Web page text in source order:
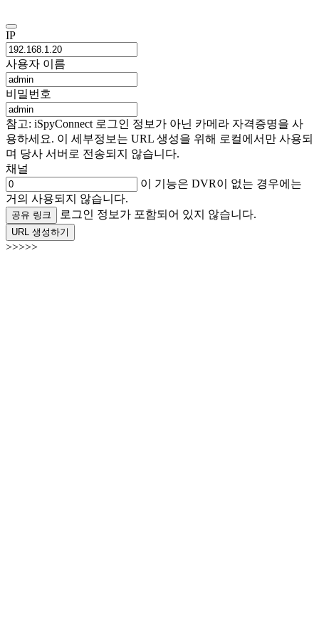
IP
사용자 이름
비밀번호
참고: iSpyConnect 로그인 정보가 아닌 카메라 자격증명을 사
용하세요. 이 세부정보는 URL 생성을 위해 로컬에서만 사용되
며 당사 서버로 전송되지 않습니다.
채널
이 기능은 DVR이 없는 경우에는
거의 사용되지 않습니다.
공유 링크 로그인 정보가 포함되어 있지 않습니다.
URL 생성하기
>>>>>